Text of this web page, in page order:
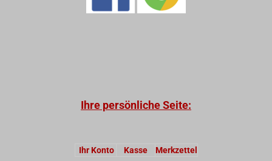
Ihre persönliche Seite:
Ihr Konto Kasse Merkzettel